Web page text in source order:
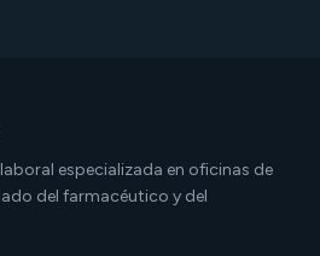
especializada en oficinas de
del farmacéutico y del